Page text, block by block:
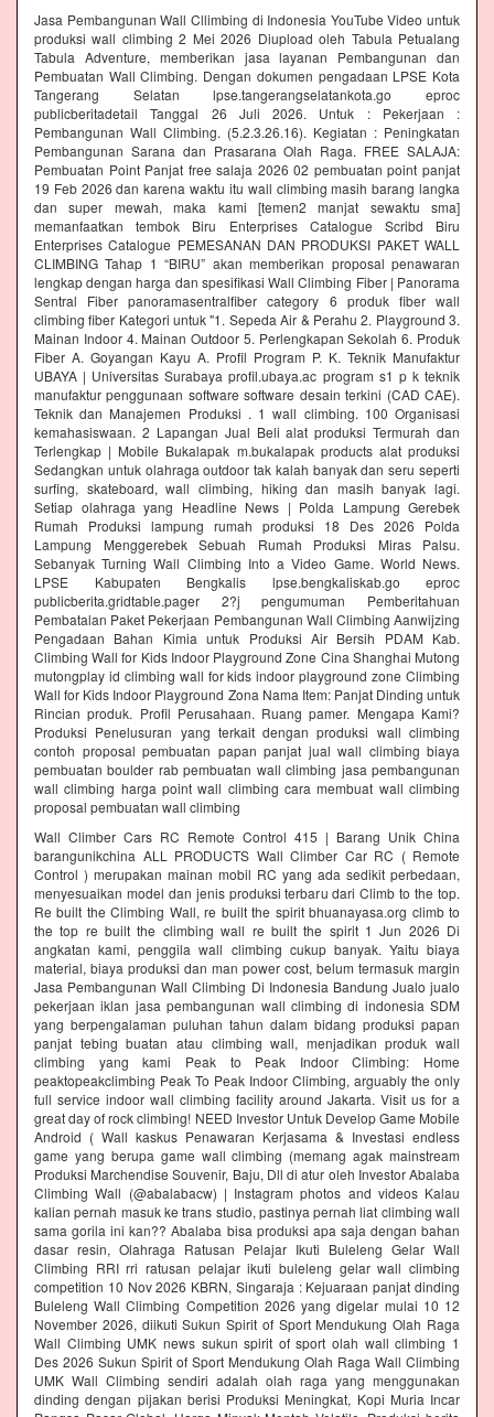
Jasa Pembangunan Wall Cllimbing di Indonesia YouTube Video untuk
produksi wall climbing 2 Mei 2026 Diupload oleh Tabula Petualang
Tabula Adventure, memberikan jasa layanan Pembangunan dan
Pembuatan Wall Climbing. Dengan dokumen pengadaan LPSE Kota
Tangerang Selatan lpse.tangerangselatankota.go eproc
publicberitadetail Tanggal 26 Juli 2026. Untuk : Pekerjaan :
Pembangunan Wall Climbing. (5.2.3.26.16). Kegiatan : Peningkatan
Pembangunan Sarana dan Prasarana Olah Raga. FREE SALAJA:
Pembuatan Point Panjat free salaja 2026 02 pembuatan point panjat
19 Feb 2026 dan karena waktu itu wall climbing masih barang langka
dan super mewah, maka kami [temen2 manjat sewaktu sma]
memanfaatkan tembok Biru Enterprises Catalogue Scribd Biru
Enterprises Catalogue PEMESANAN DAN PRODUKSI PAKET WALL
CLIMBING Tahap 1 “BIRU” akan memberikan proposal penawaran
lengkap dengan harga dan spesifikasi Wall Climbing Fiber | Panorama
Sentral Fiber panoramasentralfiber category 6 produk fiber wall
climbing fiber Kategori untuk "1. Sepeda Air & Perahu 2. Playground 3.
Mainan Indoor 4. Mainan Outdoor 5. Perlengkapan Sekolah 6. Produk
Fiber A. Goyangan Kayu A. Profil Program P. K. Teknik Manufaktur
UBAYA | Universitas Surabaya profil.ubaya.ac program s1 p k teknik
manufaktur penggunaan software software desain terkini (CAD CAE).
Teknik dan Manajemen Produksi . 1 wall climbing. 100 Organisasi
kemahasiswaan. 2 Lapangan Jual Beli alat produksi Termurah dan
Terlengkap | Mobile Bukalapak m.bukalapak products alat produksi
Sedangkan untuk olahraga outdoor tak kalah banyak dan seru seperti
surfing, skateboard, wall climbing, hiking dan masih banyak lagi.
Setiap olahraga yang Headline News | Polda Lampung Gerebek
Rumah Produksi lampung rumah produksi 18 Des 2026 Polda
Lampung Menggerebek Sebuah Rumah Produksi Miras Palsu.
Sebanyak Turning Wall Climbing Into a Video Game. World News.
LPSE Kabupaten Bengkalis lpse.bengkaliskab.go eproc
publicberita.gridtable.pager 2?j pengumuman Pemberitahuan
Pembatalan Paket Pekerjaan Pembangunan Wall Climbing Aanwijzing
Pengadaan Bahan Kimia untuk Produksi Air Bersih PDAM Kab.
Climbing Wall for Kids Indoor Playground Zone Cina Shanghai Mutong
mutongplay id climbing wall for kids indoor playground zone Climbing
Wall for Kids Indoor Playground Zona Nama Item: Panjat Dinding untuk
Rincian produk. Profil Perusahaan. Ruang pamer. Mengapa Kami?
Produksi Penelusuran yang terkait dengan produksi wall climbing
contoh proposal pembuatan papan panjat jual wall climbing biaya
pembuatan boulder rab pembuatan wall climbing jasa pembangunan
wall climbing harga point wall climbing cara membuat wall climbing
proposal pembuatan wall climbing
Wall Climber Cars RC Remote Control 415 | Barang Unik China
barangunikchina ALL PRODUCTS Wall Climber Car RC ( Remote
Control ) merupakan mainan mobil RC yang ada sedikit perbedaan,
menyesuaikan model dan jenis produksi terbaru dari Climb to the top.
Re built the Climbing Wall, re built the spirit bhuanayasa.org climb to
the top re built the climbing wall re built the spirit 1 Jun 2026 Di
angkatan kami, penggila wall climbing cukup banyak. Yaitu biaya
material, biaya produksi dan man power cost, belum termasuk margin
Jasa Pembangunan Wall Climbing Di Indonesia Bandung Jualo jualo
pekerjaan iklan jasa pembangunan wall climbing di indonesia SDM
yang berpengalaman puluhan tahun dalam bidang produksi papan
panjat tebing buatan atau climbing wall, menjadikan produk wall
climbing yang kami Peak to Peak Indoor Climbing: Home
peaktopeakclimbing Peak To Peak Indoor Climbing, arguably the only
full service indoor wall climbing facility around Jakarta. Visit us for a
great day of rock climbing! NEED Investor Untuk Develop Game Mobile
Android ( Wall kaskus Penawaran Kerjasama & Investasi endless
game yang berupa game wall climbing (memang agak mainstream
Produksi Marchendise Souvenir, Baju, Dll di atur oleh Investor Abalaba
Climbing Wall (@abalabacw) | Instagram photos and videos Kalau
kalian pernah masuk ke trans studio, pastinya pernah liat climbing wall
sama gorila ini kan?? Abalaba bisa produksi apa saja dengan bahan
dasar resin, Olahraga Ratusan Pelajar Ikuti Buleleng Gelar Wall
Climbing RRI rri ratusan pelajar ikuti buleleng gelar wall climbing
competition 10 Nov 2026 KBRN, Singaraja : Kejuaraan panjat dinding
Buleleng Wall Climbing Competition 2026 yang digelar mulai 10 12
November 2026, diikuti Sukun Spirit of Sport Mendukung Olah Raga
Wall Climbing UMK news sukun spirit of sport olah wall climbing 1
Des 2026 Sukun Spirit of Sport Mendukung Olah Raga Wall Climbing
UMK Wall Climbing sendiri adalah olah raga yang menggunakan
dinding dengan pijakan berisi Produksi Meningkat, Kopi Muria Incar